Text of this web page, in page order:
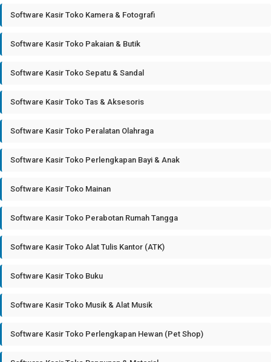
Software Kasir Toko Kamera & Fotografi
Software Kasir Toko Pakaian & Butik
Software Kasir Toko Sepatu & Sandal
Software Kasir Toko Tas & Aksesoris
Software Kasir Toko Peralatan Olahraga
Software Kasir Toko Perlengkapan Bayi & Anak
Software Kasir Toko Mainan
Software Kasir Toko Perabotan Rumah Tangga
Software Kasir Toko Alat Tulis Kantor (ATK)
Software Kasir Toko Buku
Software Kasir Toko Musik & Alat Musik
Software Kasir Toko Perlengkapan Hewan (Pet Shop)